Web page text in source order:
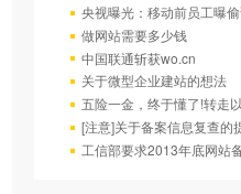
央视曝光：移动前员工曝
做网站需要多少钱
中国联通斩获wo.cn
关于微型企业建站的想法
五险一金，终于懂了!转走
[注意]关于备案信息复查的
工信部要求2013年底网站